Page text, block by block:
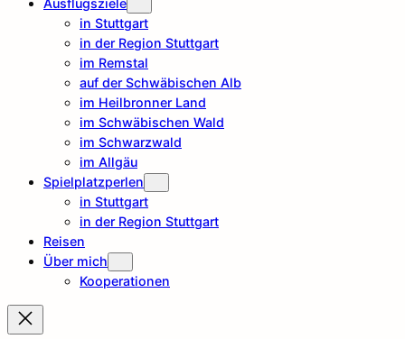
Ausflugsziele
in Stuttgart
in der Region Stuttgart
im Remstal
auf der Schwäbischen Alb
im Heilbronner Land
im Schwäbischen Wald
im Schwarzwald
im Allgäu
Spielplatzperlen
in Stuttgart
in der Region Stuttgart
Reisen
Über mich
Kooperationen